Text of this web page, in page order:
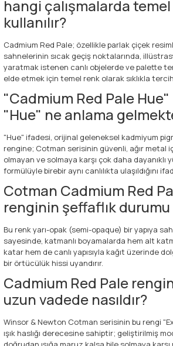
hangi çalışmalarda
kullanılır?
Cadmium Red Pale; özellikle parlak çiçek
sahnelerinin sıcak geçiş noktalarında,
yaratmak istenen canlı objelerde ve palette
elde etmek için temel renk olarak sıklıkla
"Cadmium Red Pale
"Hue" ne anlama
"Hue" ifadesi, orijinal geleneksel kadmiyum
rengine; Cotman serisinin güvenli, ağır metal
olmayan ve solmaya karşı çok daha dayanıklı
formülüyle birebir aynı canlılıkta ulaşıldığını
Cotman Cadmium Red
renginin şeffaflık durumu
Bu renk yarı-opak (semi-opaque) bir yapıya
sayesinde, katmanlı boyamalarda hem alt
katar hem de canlı yapısıyla kağıt üzerinde
bir örtücülük hissi uyandırır.
Cadmium Red Pale
uzun vadede nasıldır?
Winsor & Newton Cotman serisinin bu rengi
ışık haslığı derecesine sahiptir; geliştirilmiş